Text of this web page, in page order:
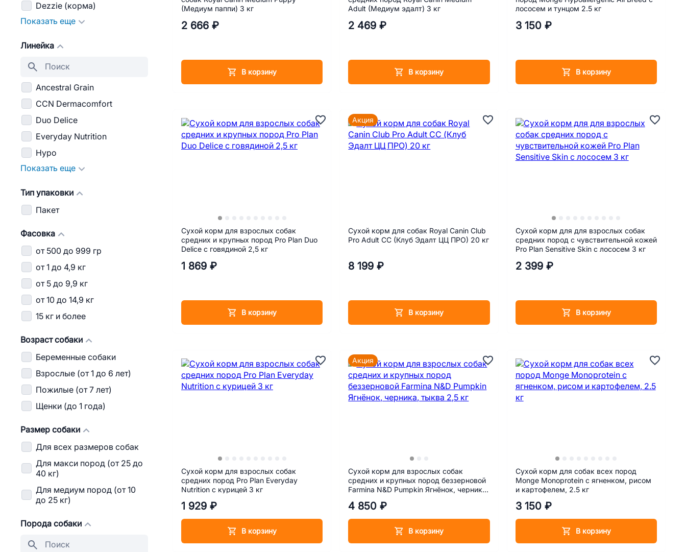
Dezzie (корма)
Показать еще
Линейка
Ancestral Grain
CCN Dermacomfort
Duo Delice
Everyday Nutrition
Hypo
Показать еще
Тип упаковки
Пакет
Фасовка
от 500 до 999 гр
от 1 до 4,9 кг
от 5 до 9,9 кг
от 10 до 14,9 кг
15 кг и более
Возраст собаки
Беременные собаки
Взрослые (от 1 до 6 лет)
Пожилые (от 7 лет)
Щенки (до 1 года)
Размер собаки
Для всех размеров собак
Для макси пород (от 25 до
40 кг)
Для медиум пород (от 10
до 25 кг)
Порода собаки
(Медиум паппи) 3 кг
2 666 ₽
В корзину
Adult (Медиум эдалт) 3 кг
2 469 ₽
В корзину
лососем и тунцом 2.5 кг
3 150 ₽
В корзину
Сухой корм для взрослых собак
средних и крупных пород Pro Plan Duo
Delice с говядиной 2,5 кг
1 869 ₽
В корзину
Сухой корм для собак Royal Canin Club
Pro Adult CC (Клуб Эдалт ЦЦ ПРО) 20 кг
8 199 ₽
В корзину
Акция
Сухой корм для для взрослых собак
средних пород с чувствительной кожей
Pro Plan Sensitive Skin с лососем 3 кг
2 399 ₽
В корзину
Сухой корм для взрослых собак
средних пород Pro Plan Everyday
Nutrition с курицей 3 кг
1 929 ₽
В корзину
Сухой корм для взрослых собак
средних и крупных пород беззерновой
Farmina N&D Pumpkin Ягнёнок, черника,
4 850 ₽
В корзину
Акция
Сухой корм для собак всех пород
Monge Monoprotein с ягненком, рисом
и картофелем, 2.5 кг
3 150 ₽
В корзину